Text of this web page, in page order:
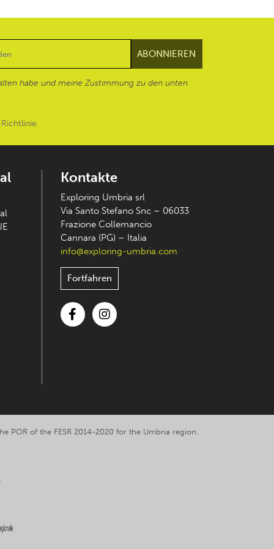
habe und meine Zustimmung zu den unten
.
Kontakte
Exploring Umbria srl
Via Santo Stefano Snc – 06033
Frazione Collemancio
Cannara (PG) – Italia
info@exploring-umbria.com
Fortfahren
POR of the FESR 2014-2020 for the Umbria region.